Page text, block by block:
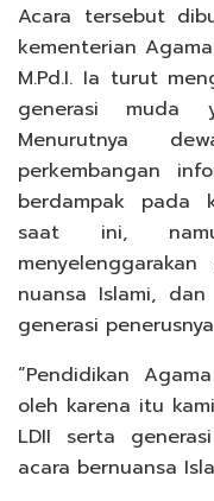
Acara tersebut
kementerian
M.Pd.I. Ia turut
generasi muda
Menurutnya
perkembangan
berdampak pada
saat ini,
nuansa Islami,
generasi
“Pendidikan
oleh karena itu
LDII serta
acara bernuansa